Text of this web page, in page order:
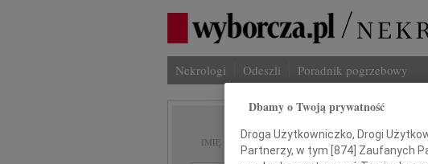
Nekrologi Odeszli Poradnik pogrzebowy
IMIĘ I NAZWISKO: Helena
Dbamy o Twoją prywatność
Droga Użytkowniczko, Drogi
Partnerzy, w tym [874] Zaufanych